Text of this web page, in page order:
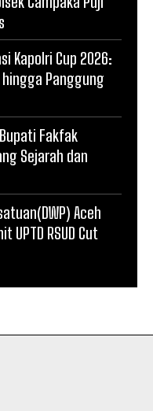
Kapolri Cup 2026:
hingga Panggung
Fakfak
Sejarah dan
Aceh
UPTD RSUD Cut